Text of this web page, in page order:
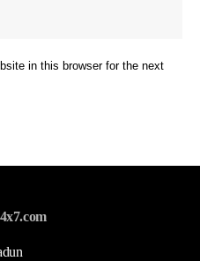
in this browser for the next